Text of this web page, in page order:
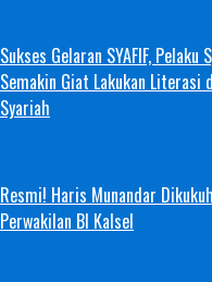
Sukses Gelaran SYAFIF, Pelaku
Semakin Giat Lakukan Literasi
Syariah
Resmi! Haris Munandar
Perwakilan BI Kalsel